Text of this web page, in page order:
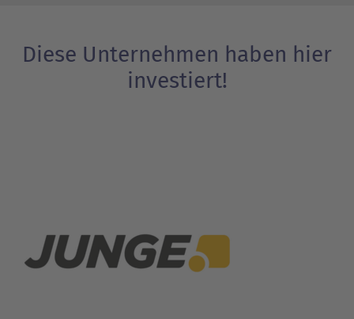
Diese Unternehmen haben hier
investiert!